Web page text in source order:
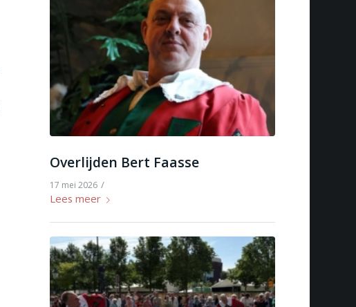
Overlijden Bert Faasse
17 mei 2026 /
Lees meer